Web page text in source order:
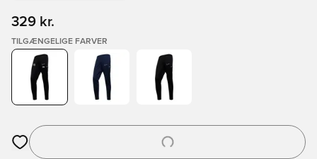
329 kr.
TILGÆNGELIGE FARVER
Åbner en Modal til at logge ind eller tilmelde dig som medlem